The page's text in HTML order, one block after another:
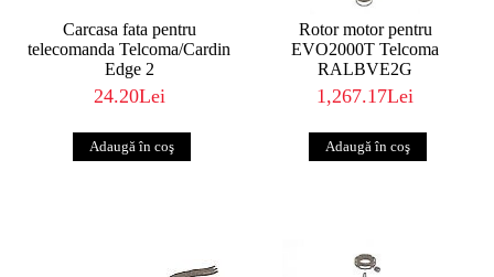
Carcasa fata pentru
telecomanda Telcoma/Cardin
Edge 2
24.20Lei
Rotor motor pentru
EVO2000T Telcoma
RALBVE2G
1,267.17Lei